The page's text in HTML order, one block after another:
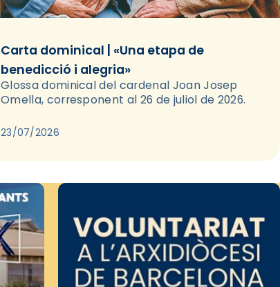
Carta dominical | «Una etapa de
benedicció i alegria»
Glossa dominical del cardenal Joan Josep
Omella, corresponent al 26 de juliol de 2026.
23/07/2026